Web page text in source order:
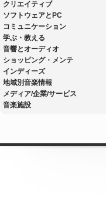
クリエイティブ
ソフトウェアとPC
コミュニケーション
学ぶ・教える
音響とオーディオ
ショッピング・メンテ
インディーズ
地域別音楽情報
メディア/企業/サービス
音楽施設